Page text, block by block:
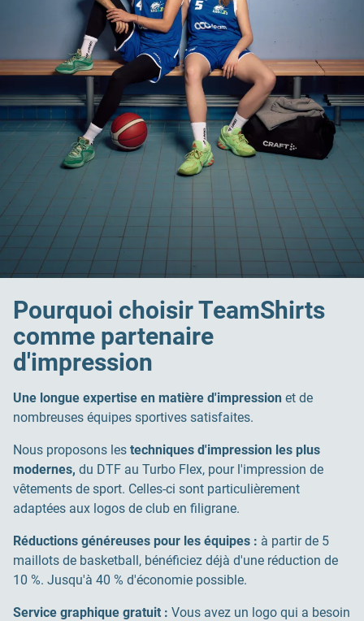
Pourquoi choisir TeamShirts
comme partenaire
d'impression
Une longue expertise en matière d'impression et de
nombreuses équipes sportives satisfaites.
Nous proposons les techniques d'impression les plus
modernes, du DTF au Turbo Flex, pour l'impression de
vêtements de sport. Celles-ci sont particulièrement
adaptées aux logos de club en filigrane.
Réductions généreuses pour les équipes : à partir de 5
maillots de basketball, bénéficiez déjà d'une réduction de
10 %. Jusqu'à 40 % d'économie possible.
Service graphique gratuit : Vous avez un logo qui a besoin